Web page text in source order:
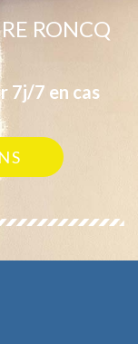
RONCQ
7j/7 en cas